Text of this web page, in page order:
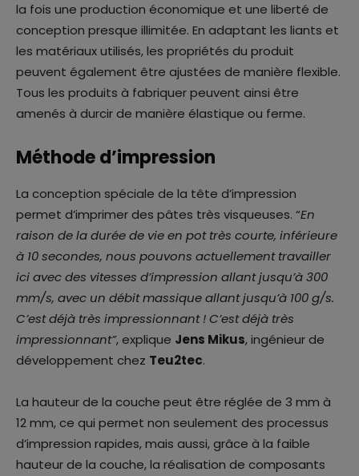
la fois une production économique et une liberté de
conception presque illimitée. En adaptant les liants et
les matériaux utilisés, les propriétés du produit
peuvent également être ajustées de manière flexible.
Tous les produits à fabriquer peuvent ainsi être
amenés à durcir de manière élastique ou ferme.
Méthode d’impression
La conception spéciale de la tête d’impression
permet d’imprimer des pâtes très visqueuses. “En
raison de la durée de vie en pot très courte, inférieure
à 10 secondes, nous pouvons actuellement travailler
ici avec des vitesses d’impression allant jusqu’à 300
mm/s, avec un débit massique allant jusqu’à 100 g/s.
C’est déjà très impressionnant ! C’est déjà très
impressionnant”, explique Jens Mikus, ingénieur de
développement chez Teu2tec.
La hauteur de la couche peut être réglée de 3 mm à
12 mm, ce qui permet non seulement des processus
d’impression rapides, mais aussi, grâce à la faible
hauteur de la couche, la réalisation de composants